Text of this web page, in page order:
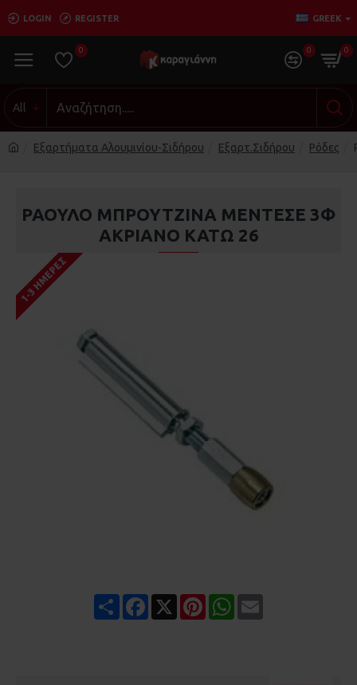
LOGIN REGISTER GREEK
0 0 0
All
Εξαρτήματα Αλουμινίου-Σιδήρου Εξαρτ.Σιδήρου Ρόδες
ΡΑΟΥΛΟ ΜΠΡΟΥΤΖΙΝΑ ΜΕΝΤΕΣΕ 3Φ
ΑΚΡΙΑΝΟ ΚΑΤΩ 26
1-3 ΗΜΈΡΕΣ
Share Facebook PinterestWhatsApp